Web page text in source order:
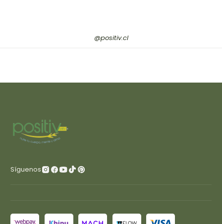
@positiv.cl
Síguenos